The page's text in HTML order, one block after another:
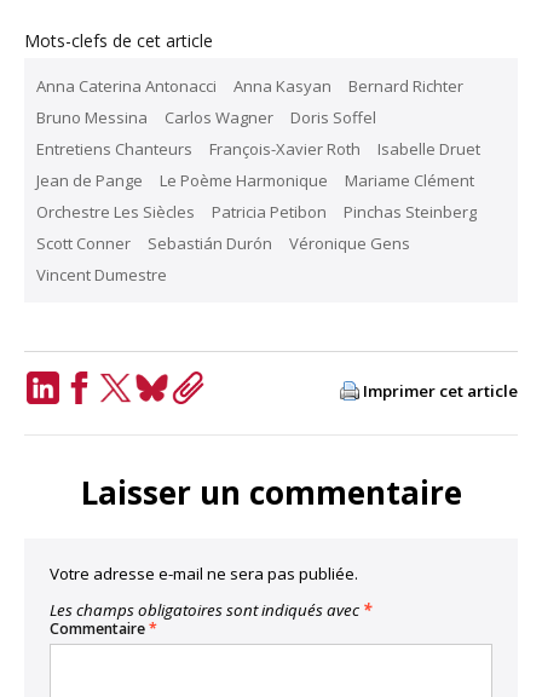
Mots-clefs de cet article
Anna Caterina Antonacci Anna Kasyan
Bernard Richter
Bruno Messina
Carlos Wagner
Doris Soffel
Entretiens Chanteurs
François-Xavier Roth
Isabelle Druet
Jean de Pange
Le Poème Harmonique
Mariame Clément
Orchestre Les Siècles
Patricia Petibon
Pinchas Steinberg
Scott Conner
Sebastián Durón
Véronique Gens
Vincent Dumestre
Imprimer cet article
Laisser un commentaire
Votre adresse e-mail ne sera pas publiée.
Les champs obligatoires sont indiqués avec *
Commentaire*